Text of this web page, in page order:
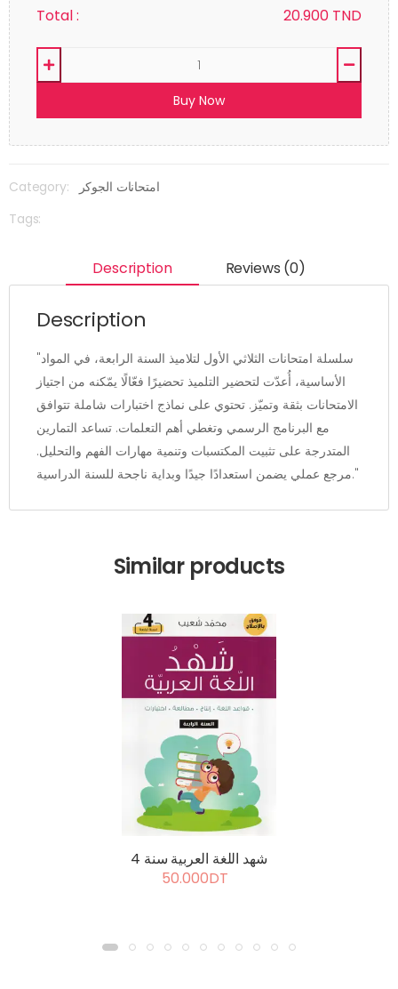
Total : 20.900 TND
Buy Now
Category:
امتحانات الجوكر
Tags:
Description Reviews (0)
Description
"سلسلة امتحانات الثلاثي الأول لتلاميذ السنة الرابعة، في المواد
الأساسية، أُعدّت لتحضير التلميذ تحضيرًا فعّالًا يمّكنه من اجتياز
الامتحانات بثقة وتميّز. تحتوي على نماذج اختبارات شاملة تتوافق
مع البرنامج الرسمي وتغطي أهم التعلمات. تساعد التمارين
المتدرجة على تثبيت المكتسبات وتنمية مهارات الفهم والتحليل.
مرجع عملي يضمن استعدادًا جيدًا وبداية ناجحة للسنة الدراسية."
Similar products
شهد اللغة العربية سنة 4
50.000DT